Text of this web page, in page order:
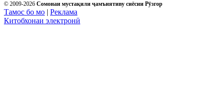
© 2009-2026 Сомонаи мустақили ҷамъиятиву сиёсии Рӯзгор
Тамос бо мо | Реклама
Китобхонаи электронӣ